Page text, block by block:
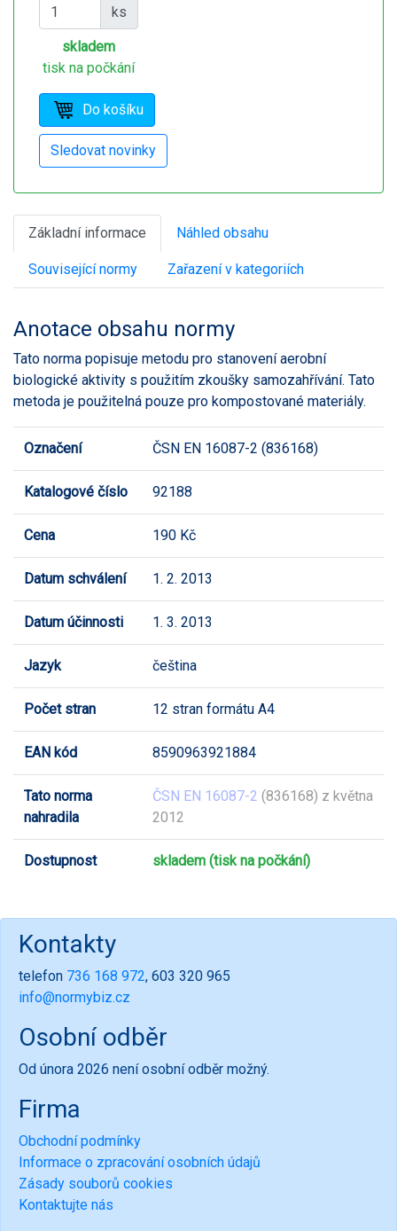
ks
skladem
tisk na počkání
Základní informace Náhled obsahu
Související normy Zařazení v kategoriích
Anotace obsahu normy
Tato norma popisuje metodu pro stanovení aerobní
biologické aktivity s použitím zkoušky samozahřívání. Tato
metoda je použitelná pouze pro kompostované materiály.
Označení ČSN EN 16087-2 (836168)
Katalogové číslo 92188
Cena 190 Kč
Datum schválení 1. 2. 2013
Datum účinnosti 1. 3. 2013
Jazyk čeština
Počet stran 12 stran formátu A4
EAN kód 8590963921884
Tato norma
nahradila
ČSN EN 16087-2 (836168) z května
2012
Dostupnost skladem (tisk na počkání)
Kontakty
telefon 736 168 972, 603 320 965
info@normybiz.cz
Osobní odběr
Od února 2026 není osobní odběr možný.
Firma
Obchodní podmínky
Informace o zpracování osobních údajů
Zásady souborů cookies
Kontaktujte nás